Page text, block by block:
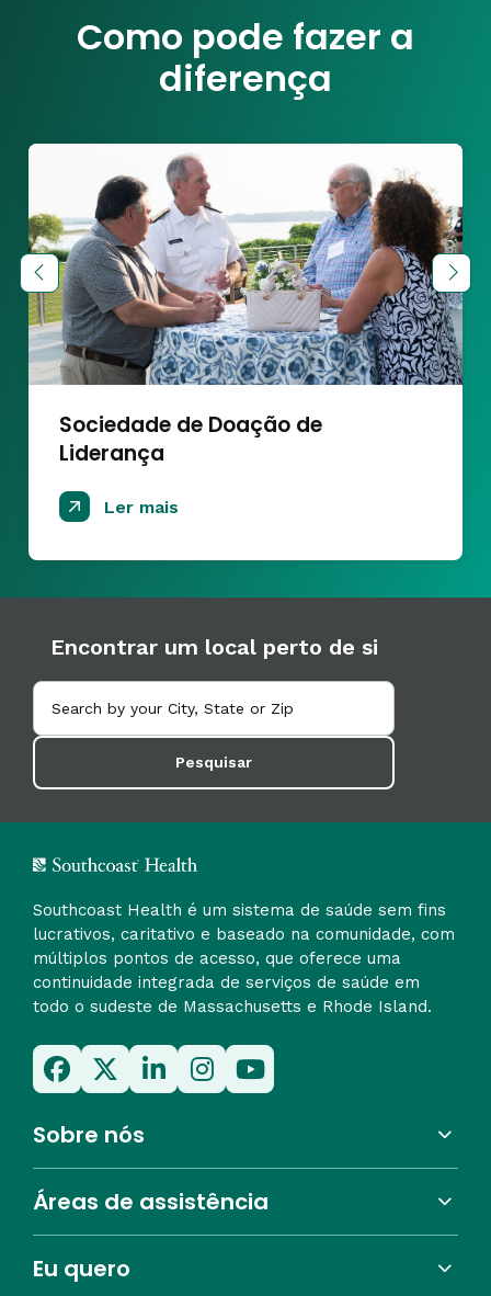
Como pode fazer a
diferença
Sociedade de Doação de
Liderança
Ler mais
Encontrar um local perto de si
Pesquisar
Southcoast Health é um sistema de saúde sem fins
lucrativos, caritativo e baseado na comunidade, com
múltiplos pontos de acesso, que oferece uma
continuidade integrada de serviços de saúde em
todo o sudeste de Massachusetts e Rhode Island.
Sobre nós
Áreas de assistência
Eu quero